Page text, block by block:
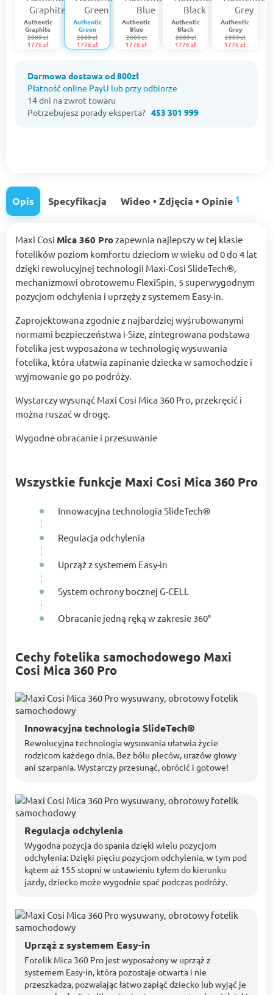
Authentic
Graphite
2089 zł
1776 zł
Authentic
Green
2089 zł
1776 zł
Authentic
Blue
2089 zł
1776 zł
Authentic
Black
2089 zł
1776 zł
Authentic
Grey
2089 zł
1776 zł
Darmowa dostawa od 800zł
Płatność online PayU lub przy odbiorze
14 dni na zwrot towaru
Potrzebujesz porady eksperta? 453 301 999
Opis Specyfikacja Wideo • Zdjęcia • Opinie 1
Maxi Cosi Mica 360 Prozapewnia najlepszy w tej klasie
fotelików poziom komfortu dzieciom w wieku od 0 do 4 lat
dzięki rewolucyjnej technologii Maxi-Cosi SlideTech®,
mechanizmowi obrotowemu FlexiSpin, 5 superwygodnym
pozycjom odchylenia i uprzęży z systemem Easy-in.
Zaprojektowana zgodnie z najbardziej wyśrubowanymi
normami bezpieczeństwa i-Size, zintegrowana podstawa
fotelika jest wyposażona w technologię wysuwania
fotelika, która ułatwia zapinanie dziecka w samochodzie i
wyjmowanie go po podróży.
Wystarczy wysunąć Maxi Cosi Mica 360 Pro, przekręcić i
można ruszać w drogę.
Wygodne obracanie i przesuwanie
Wszystkie funkcje Maxi Cosi Mica 360 Pro
Innowacyjna technologia SlideTech®
Regulacja odchylenia
Uprząż z systemem Easy-in
System ochrony bocznej G-CELL
Obracanie jedną ręką w zakresie 360°
Cechy fotelika samochodowego Maxi
Cosi Mica 360 Pro
Innowacyjna technologia SlideTech®
Rewolucyjna technologia wysuwania ułatwia życie
rodzicom każdego dnia. Bez bólu pleców, urazów głowy
ani szarpania. Wystarczy przesunąć, obrócić i gotowe!
Regulacja odchylenia
Wygodna pozycja do spania dzięki wielu pozycjom
odchylenia: Dzięki pięciu pozycjom odchylenia, w tym pod
kątem aż 155 stopni w ustawieniu tyłem do kierunku
jazdy, dziecko może wygodnie spać podczas podróży.
Uprząż z systemem Easy-in
Fotelik Mica 360 Pro jest wyposażony w uprząż z
systemem Easy-in, która pozostaje otwarta i nie
przeszkadza, pozwalając łatwo zapiąć dziecko lub wyjąć je